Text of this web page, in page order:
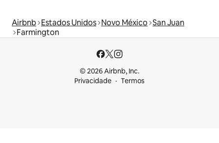
Airbnb Estados Unidos Novo México San Juan
Farmington
© 2026 Airbnb, Inc.
Privacidade
Termos